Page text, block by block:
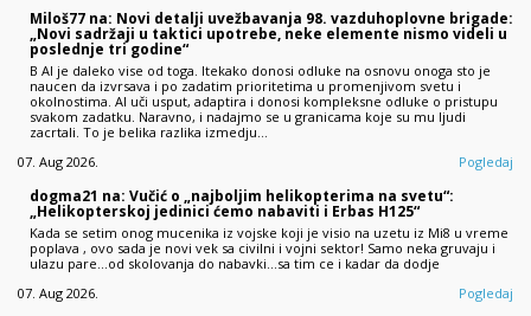
Miloš77 na: Novi detalji uvežbavanja 98. vazduhoplovne brigade:
„Novi sadržaji u taktici upotrebe, neke elemente nismo videli u
poslednje tri godine“
B AI je daleko vise od toga. Itekako donosi odluke na osnovu onoga sto je
naucen da izvrsava i po zadatim prioritetima u promenjivom svetu i
okolnostima. AI uči usput, adaptira i donosi kompleksne odluke o pristupu
svakom zadatku. Naravno, i nadajmo se u granicama koje su mu ljudi
zacrtali. To je belika razlika izmedju…
07. Aug 2026.
Pogledaj
dogma21 na: Vučić o „najboljim helikopterima na svetu“:
„Helikopterskoj jedinici ćemo nabaviti i Erbas H125“
Kada se setim onog mucenika iz vojske koji je visio na uzetu iz Mi8 u vreme
poplava , ovo sada je novi vek sa civilni i vojni sektor! Samo neka gruvaju i
ulazu pare...od skolovanja do nabavki...sa tim ce i kadar da dodje
07. Aug 2026.
Pogledaj